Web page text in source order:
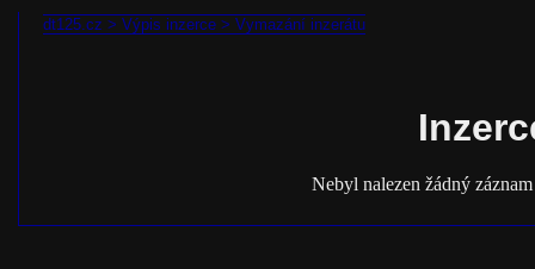
dt125.cz > Výpis inzerce > Vymazání inzerátu
Nebyl nalezen žádný